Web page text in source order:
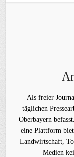
Als freier
täglichen
Oberbayern
eine Plattform
Landwirtschaft,
Medien